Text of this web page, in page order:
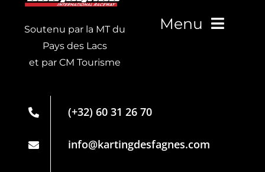
Soutenu par la MT du
Pays des Lacs
et par CM Tourisme
Menu
Partenaires
(+32) 60 31 26 70
info@kartingdesfagnes.com